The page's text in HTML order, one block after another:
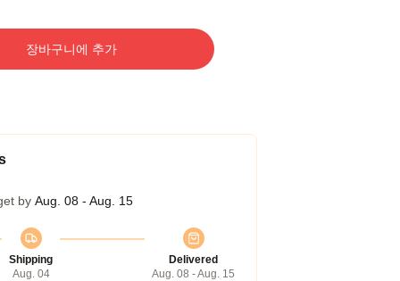
장바구니에 추가
by Aug. 08 - Aug. 15
Shipping
Aug. 04
Delivered
Aug. 08 - Aug. 15